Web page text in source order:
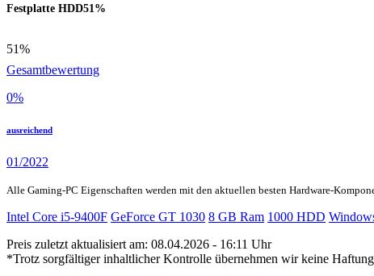
Festplatte HDD51%
51%
Gesamtbewertung
0%
ausreichend
01/2022
Alle Gaming-PC Eigenschaften werden mit den aktuellen besten Hardware-
Intel Core i5-9400F GeForce GT 1030 8 GB Ram 1000 HDD
Preis zuletzt aktualisiert am: 08.04.2026 - 16:11 Uhr
*Trotz sorgfältiger inhaltlicher Kontrolle übernehmen wir keine